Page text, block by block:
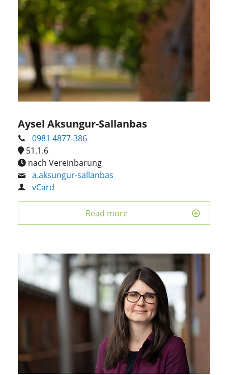
Aysel Aksungur-Sallanbas
0981 4877-386
51.1.6
nach Vereinbarung
a.aksungur-sallanbas
vCard
Read more